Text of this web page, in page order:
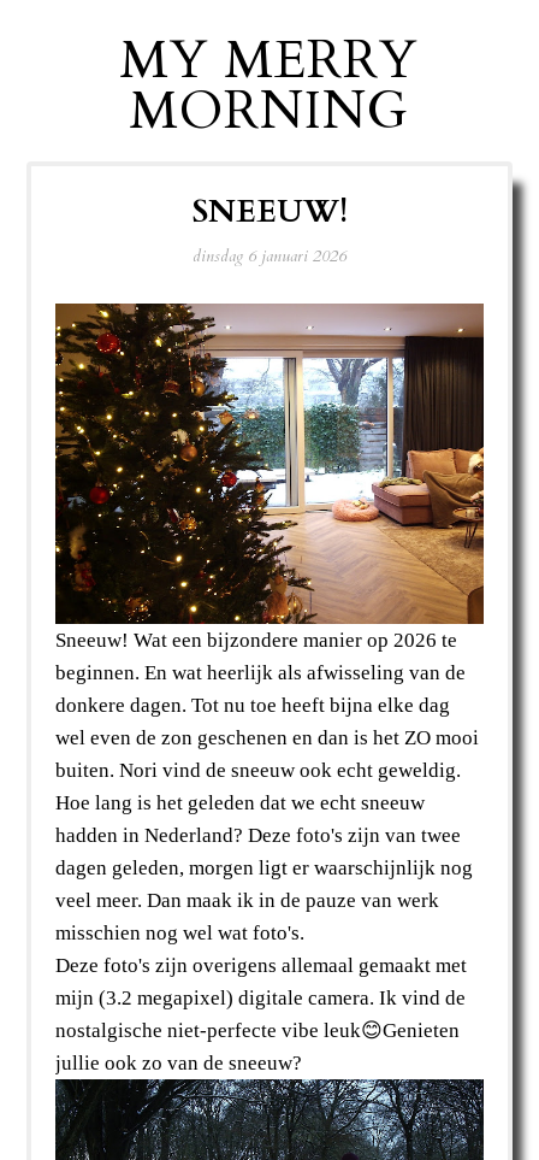
MY MERRY
MORNING
SNEEUW!
dinsdag 6 januari 2026
Sneeuw! Wat een bijzondere manier op 2026 te
beginnen. En wat heerlijk als afwisseling van de
donkere dagen. Tot nu toe heeft bijna elke dag
wel even de zon geschenen en dan is het ZO mooi
buiten. Nori vind de sneeuw ook echt geweldig.
Hoe lang is het geleden dat we echt sneeuw
hadden in Nederland? Deze foto's zijn van twee
dagen geleden, morgen ligt er waarschijnlijk nog
veel meer. Dan maak ik in de pauze van werk
misschien nog wel wat foto's.
Deze foto's zijn overigens allemaal gemaakt met
mijn (3.2 megapixel) digitale camera. Ik vind de
nostalgische niet-perfecte vibe leuk😊Genieten
jullie ook zo van de sneeuw?